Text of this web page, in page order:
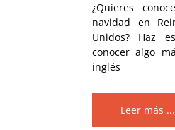
¿Quieres
navidad en
Unidos? Haz
conocer algo
inglés
Leer más ...